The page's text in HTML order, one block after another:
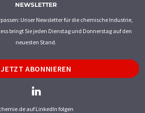
NEWSLETTER
Unser Newsletter für die chemische Industrie,
bringt Sie jeden Dienstag und Donnerstag auf den
neuesten Stand.
JETZT ABONNIEREN
auf LinkedIn folgen